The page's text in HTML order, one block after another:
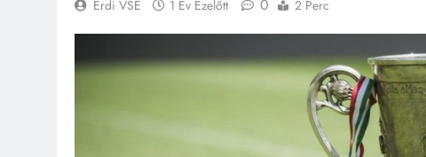
Érdi VSE 1 Év Ezelőtt 0 2 Perc